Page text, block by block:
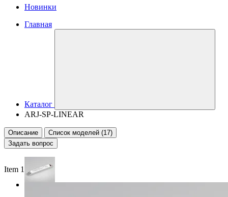
Новинки
Главная
Каталог
ARJ-SP-LINEAR
Описание
Список моделей (17)
Задать вопрос
Item 1 of 2